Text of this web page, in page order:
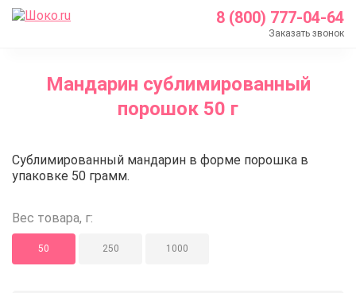
8 (800) 777-04-64
Заказать звонок
Каталог
Кондитерские ингредиенты
Мандарин сублимированный порошок 50 г
Мандарин сублимированный
порошок 50 г
Мандарин сублимированный
Сублимированный мандарин в форме порошка в
упаковке 50 грамм.
Вес товара, г:
50 250 1000